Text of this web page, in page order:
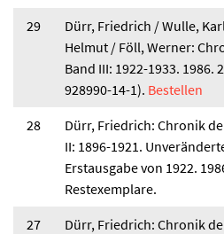
29
Dürr, Friedrich / Wulle,
Helmut / Föll, Werner:
Band III: 1922-1933. 1986.
928990-14-1). Bestellen
28
Dürr, Friedrich: Chronik
II: 1896-1921.
Erstausgabe von 1922.
Restexemplare.
27
Dürr, Friedrich: Chronik